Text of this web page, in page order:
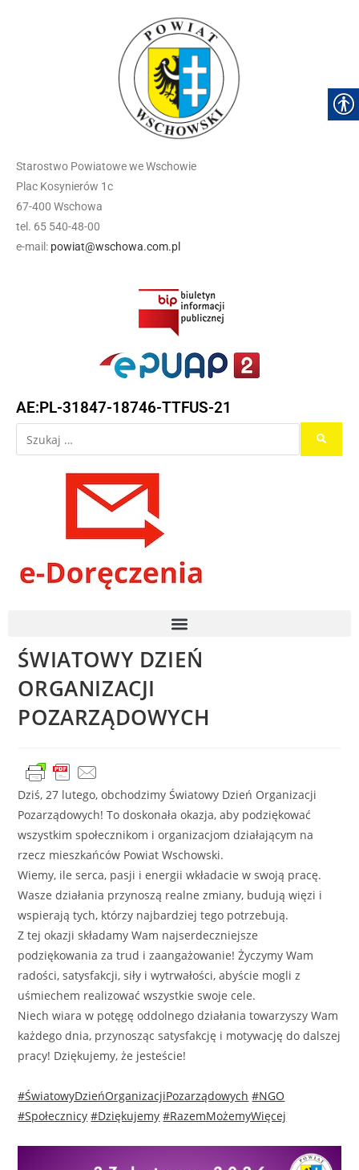
Starostwo Powiatowe we Wschowie
Plac Kosynierów 1c
67-400 Wschowa
tel. 65 540-48-00
e-mail: powiat@wschowa.com.pl
AE:PL-31847-18746-TTFUS-21
ŚWIATOWY DZIEŃ
ORGANIZACJI
POZARZĄDOWYCH
Dziś, 27 lutego, obchodzimy Światowy Dzień Organizacji
Pozarządowych! To doskonała okazja, aby podziękować
wszystkim społecznikom i organizacjom działającym na
rzecz mieszkańców Powiat Wschowski.
Wiemy, ile serca, pasji i energii wkładacie w swoją pracę.
Wasze działania przynoszą realne zmiany, budują więzi i
wspierają tych, którzy najbardziej tego potrzebują.
Z tej okazji składamy Wam najserdeczniejsze
podziękowania za trud i zaangażowanie! Życzymy Wam
radości, satysfakcji, siły i wytrwałości, abyście mogli z
uśmiechem realizować wszystkie swoje cele.
Niech wiara w potęgę oddolnego działania towarzyszy Wam
każdego dnia, przynosząc satysfakcję i motywację do dalszej
pracy! Dziękujemy, że jesteście!
#ŚwiatowyDzieńOrganizacjiPozarządowych #NGO
#Społecznicy #Dziękujemy #RazemMożemyWięcej